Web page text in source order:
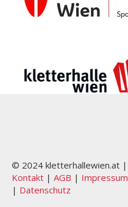
© 2024 kletterhallewien.at |
Kontakt | AGB | Impressum
| Datenschutz